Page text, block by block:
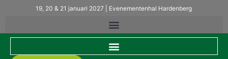
19, 20 & 21 januari 2027 | Evenementenhal Hardenberg